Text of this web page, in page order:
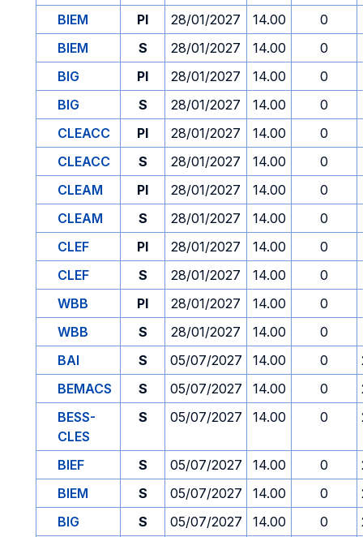
BIEM
PI 28/01/2027 14.00
0
BIEM
S 28/01/2027 14.00
0
BIG
PI 28/01/2027 14.00
0
BIG
S 28/01/2027 14.00
0
CLEACC
PI 28/01/2027 14.00
0
CLEACC
S 28/01/2027 14.00
0
CLEAM
PI 28/01/2027 14.00
0
CLEAM
S 28/01/2027 14.00
0
CLEF
PI 28/01/2027 14.00
0
CLEF
S 28/01/2027 14.00
0
WBB
PI 28/01/2027 14.00
0
WBB
S 28/01/2027 14.00
0
BAI
S 05/07/2027 14.00 0
BEMACS
S 05/07/2027 14.00 0
BESS-
CLES
S 05/07/2027 14.00 0
BIEF S 05/07/2027 14.00 0
BIEM
S 05/07/2027 14.00 0
BIG
S 05/07/2027 14.00 0